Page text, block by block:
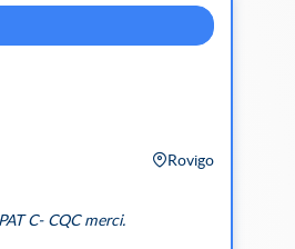
Rovigo
C- CQC merci.